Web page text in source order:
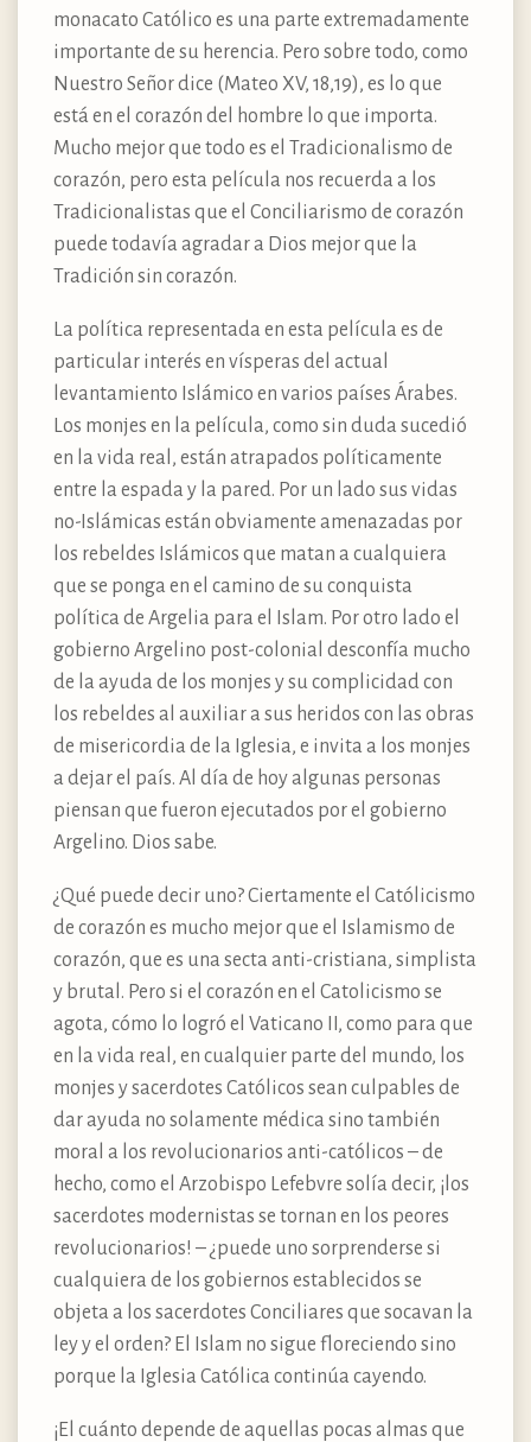
monacato Católico es una parte extremadamente
importante de su herencia. Pero sobre todo, como
Nuestro Señor dice (Mateo XV, 18,19), es lo que
está en el corazón del hombre lo que importa.
Mucho mejor que todo es el Tradicionalismo de
corazón, pero esta película nos recuerda a los
Tradicionalistas que el Conciliarismo de corazón
puede todavía agradar a Dios mejor que la
Tradición sin corazón.
La política representada en esta película es de
particular interés en vísperas del actual
levantamiento Islámico en varios países Árabes.
Los monjes en la película, como sin duda sucedió
en la vida real, están atrapados políticamente
entre la espada y la pared. Por un lado sus vidas
no-Islámicas están obviamente amenazadas por
los rebeldes Islámicos que matan a cualquiera
que se ponga en el camino de su conquista
política de Argelia para el Islam. Por otro lado el
gobierno Argelino post-colonial desconfía mucho
de la ayuda de los monjes y su complicidad con
los rebeldes al auxiliar a sus heridos con las obras
de misericordia de la Iglesia, e invita a los monjes
a dejar el país. Al día de hoy algunas personas
piensan que fueron ejecutados por el gobierno
Argelino. Dios sabe.
¿Qué puede decir uno? Ciertamente el Católicismo
de corazón es mucho mejor que el Islamismo de
corazón, que es una secta anti-cristiana, simplista
y brutal. Pero si el corazón en el Catolicismo se
agota, cómo lo logró el Vaticano II, como para que
en la vida real, en cualquier parte del mundo, los
monjes y sacerdotes Católicos sean culpables de
dar ayuda no solamente médica sino también
moral a los revolucionarios anti-católicos – de
hecho, como el Arzobispo Lefebvre solía decir, ¡los
sacerdotes modernistas se tornan en los peores
revolucionarios! – ¿puede uno sorprenderse si
cualquiera de los gobiernos establecidos se
objeta a los sacerdotes Conciliares que socavan la
ley y el orden? El Islam no sigue floreciendo sino
porque la Iglesia Católica continúa cayendo.
¡El cuánto depende de aquellas pocas almas que